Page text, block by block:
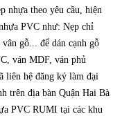
nhựa theo yêu cầu, hiện
PVC như: Nẹp chỉ
gỗ... để dán cạnh gỗ
ván MDF, ván phủ
liên hệ đăng ký làm đại
trên địa bàn Quận Hai Bà
PVC RUMI tại các khu